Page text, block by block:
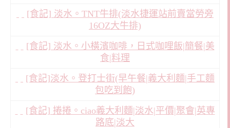
[食記] 淡水。TNT牛排(淡水捷運站前賣當勞旁
16OZ大牛排)
[食記] 淡水。小橫濱咖啡，日式咖哩飯|簡餐|美
食|料理
[食記]淡水。登打士街(早午餐|義大利麵|手工麵
包吃到飽)
[食記] 捲捲。ciao義大利麵|淡水|平價|聚會|英專
路底|淡大